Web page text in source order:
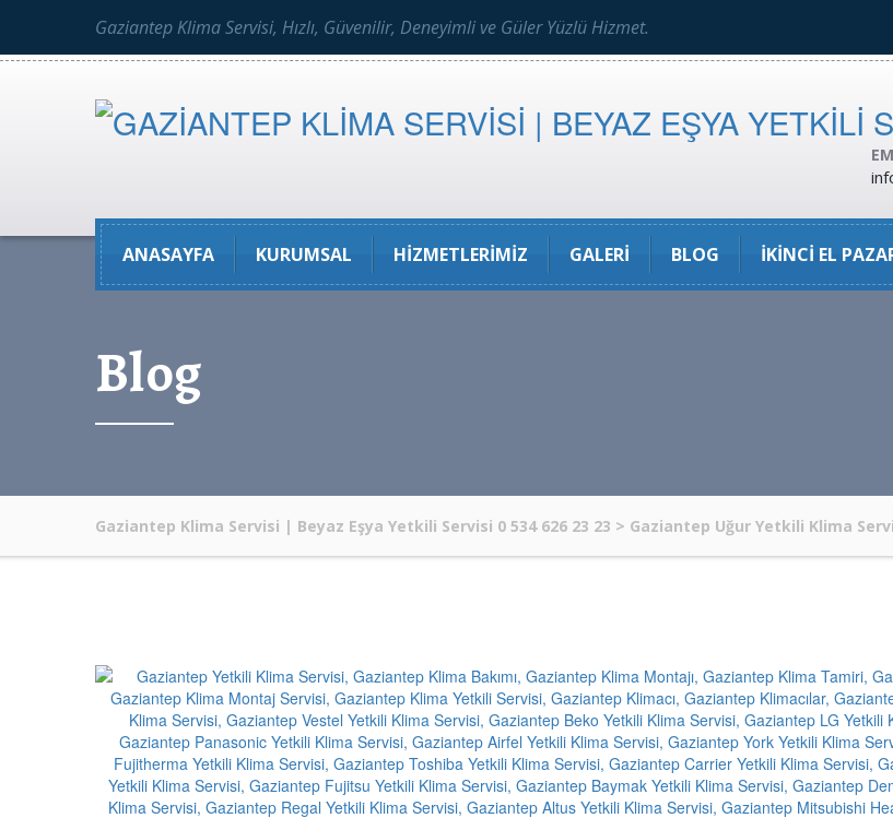
Gaziantep Klima Servisi, Hızlı, Güvenilir, Deneyimli ve Güler Yüzlü Hizmet.
ANASAYFA KURUMSAL HIZMETLERIMIZ GALERI BLOG İKINCI EL
Blog
Gaziantep Klima Servisi | Beyaz Eşya Yetkili Servisi 0 534 626 23 23 > Gaziantep Uğur Yetkili Klima